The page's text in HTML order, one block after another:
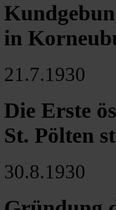
in
21.7.1930
Die Erste
St. Pölten
30.8.1930